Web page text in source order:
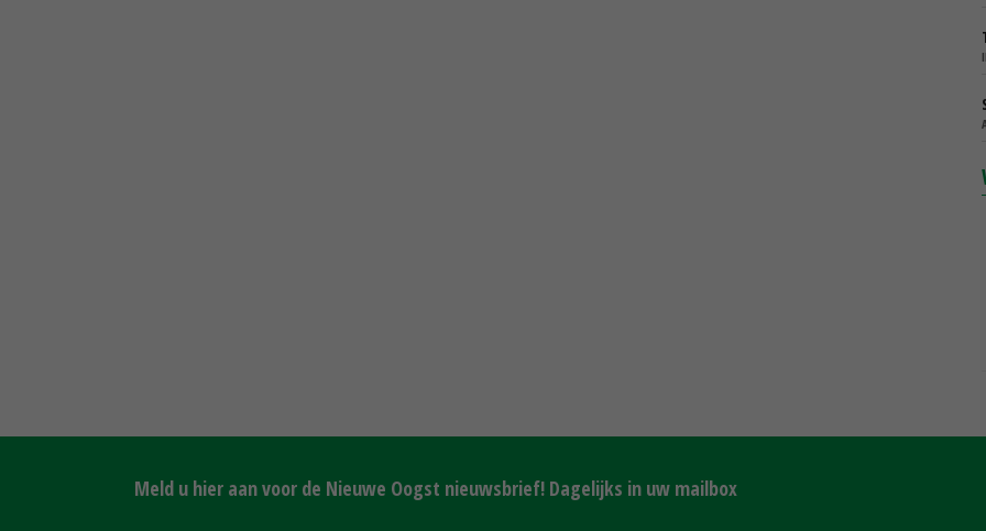
Meld u hier aan voor de Nieuwe Oogst nieuwsbrief! Dagelijks in uw mailbox